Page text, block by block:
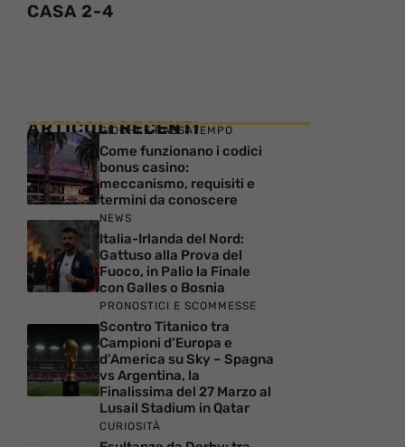
CASA 2-4
ARTICOLI RECENTI
GIOCHI E PASSATEMPO
Come funzionano i codici
bonus casino:
meccanismo, requisiti e
termini da conoscere
NEWS
Italia-Irlanda del Nord:
Gattuso alla Prova del
Fuoco, in Palio la Finale
con Galles o Bosnia
PRONOSTICI E SCOMMESSE
Scontro Titanico tra
Campioni d’Europa e
d’America su Sky – Spagna
vs Argentina, la
Finalissima del 27 Marzo al
Lusail Stadium in Qatar
CURIOSITÀ